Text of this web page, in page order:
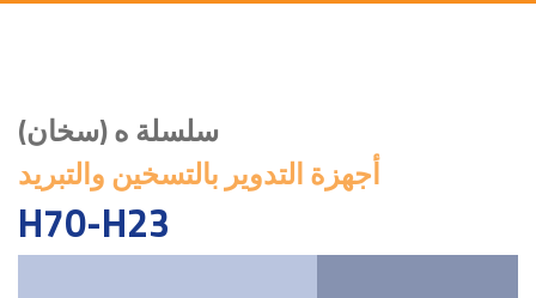
سلسلة ه (سخان)
أجهزة التدوير بالتسخين والتبريد
H70-H23